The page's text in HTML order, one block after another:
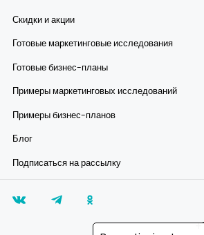
Скидки и акции
Готовые маркетинговые исследования
Готовые бизнес-планы
Примеры маркетинговых исследований
Примеры бизнес-планов
Блог
Подписаться на рассылку